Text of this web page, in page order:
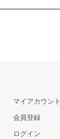
マイアカウント
会員登録
ログイン